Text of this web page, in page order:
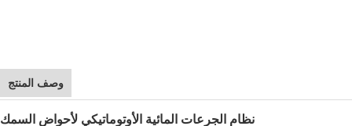
وصف المنتج
نظام الجرعات المائية الأوتوماتيكي لأحواض السمك